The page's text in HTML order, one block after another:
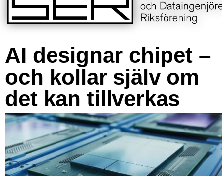
AI designar chipet –
och kollar själv om
det kan tillverkas